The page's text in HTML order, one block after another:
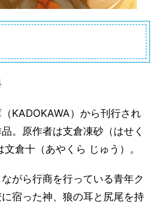
KADOKAWA）から刊行され
。原作者は支倉凍砂（はせく
倉十（あやくら じゅう）。
がら行商を行っている青年ク
宿った神、狼の耳と尻尾を持